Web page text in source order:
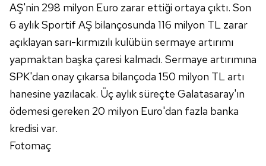
AŞ'nin 298 milyon Euro zarar ettiği ortaya çıktı. Son
6 aylık Sportif AŞ bilançosunda 116 milyon TL zarar
açıklayan sarı-kırmızılı kulübün sermaye artırımı
yapmaktan başka çaresi kalmadı. Sermaye artırımına
SPK'dan onay çıkarsa bilançoda 150 milyon TL artı
hanesine yazılacak. Üç aylık süreçte Galatasaray'ın
ödemesi gereken 20 milyon Euro'dan fazla banka
kredisi var.
Fotomaç